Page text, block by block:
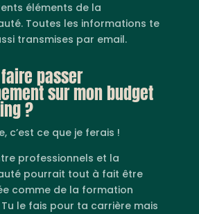
éléments de la
Toutes les informations te
transmises par email.
passer
sur mon budget
?
c’est ce que je ferais !
professionnels et la
pourrait tout à fait être
comme de la formation
le fais pour ta carrière mais